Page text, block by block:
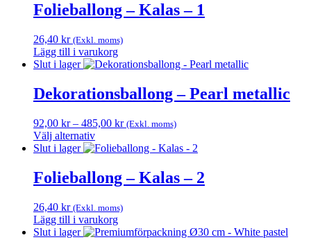
Folieballong – Kalas – 1
26,40 kr (Exkl. moms)
Lägg till i varukorg
Slut i lager
Dekorationsballong – Pearl metallic
92,00 kr – 485,00 krPrisintervall:
till
(Exkl. moms)
Välj alternativ
Den
produkten
har
varianter.
De
olika
Slut i lager
Folieballong – Kalas – 2
26,40 kr (Exkl. moms)
Lägg till i varukorg
Slut i lager